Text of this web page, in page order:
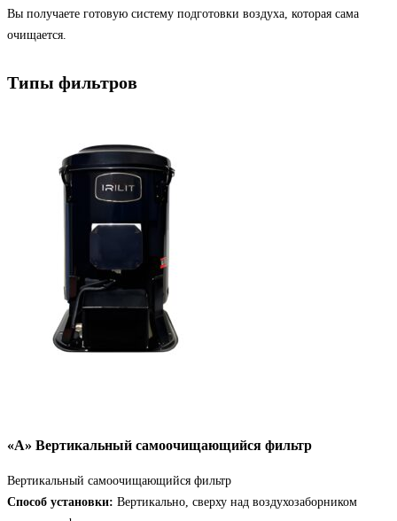
Вы получаете готовую систему подготовки воздуха, которая сама
очищается.
Типы фильтров
«А» Вертикальный самоочищающийся фильтр
Вертикальный самоочищающийся фильтр
Способ установки: Вертикально, сверху над воздухозаборником